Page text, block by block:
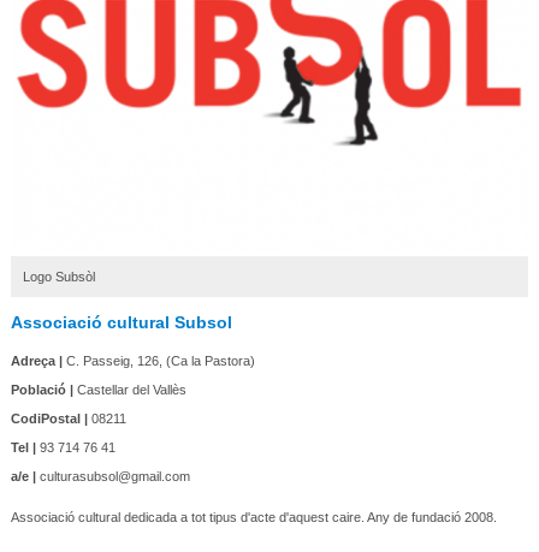
Logo Subsòl
Associació cultural Subsol
Adreça |C. Passeig, 126, (Ca la Pastora)
Població |Castellar del Vallès
CodiPostal |08211
Tel |93 714 76 41
a/e |culturasubsol@gmail.com
Associació cultural dedicada a tot tipus d'acte d'aquest caire. Any de fundació 2008.